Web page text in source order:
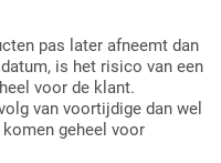
pas later afneemt dan
is het risico van een
voor de klant.
van voortijdige dan wel
geheel voor